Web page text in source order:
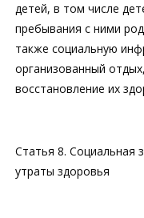
детей, в том числе
пребывания с ними
также социальную
организованный
восстановление их
Статья 8. Социальная
утраты здоровья